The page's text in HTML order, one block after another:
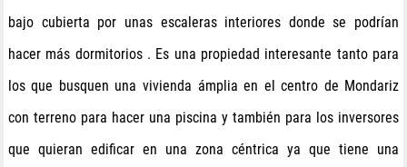
bajo cubierta por unas escaleras interiores donde se podrían
hacer más dormitorios . Es una propiedad interesante tanto para
los que busquen una vivienda ámplia en el centro de Mondariz
con terreno para hacer una piscina y también para los inversores
que quieran edificar en una zona céntrica ya que tiene una